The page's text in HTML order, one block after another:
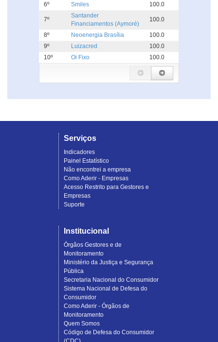
6º
Smiles 100.0
7º
Santander
Financiamentos (Aymoré)
100.0
8º Neoenergia Brasília
100.0
9º
Luizacred
100.0
10º
Oi Fixo 100.0
Serviços
Indicadores
Painel Estatístico
Não encontrei a empresa
Como Aderir - Empresas
Acesso Restrito para Gestores e
Empresas
Suporte
Institucional
Órgãos Gestores e de
Monitoramento
Ministério da Justiça e Segurança
Pública
Secretaria Nacional do Consumidor
Sistema Nacional de Defesa do
Consumidor
Como Aderir - Órgãos de
Monitoramento
Quem Somos
Código de Defesa do Consumidor